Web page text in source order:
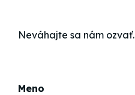
Neváhajte sa nám ozvať.
Meno